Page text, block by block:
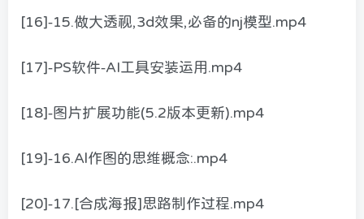
[16]-15.做大透视,3d效果,必备的nj模型.mp4
[17]-PS软件-AI工具安装运用.mp4
[18]-图片扩展功能(5.2版本更新).mp4
[19]-16.Al作图的思维概念:.mp4
[20]-17.[合成海报]思路制作过程.mp4